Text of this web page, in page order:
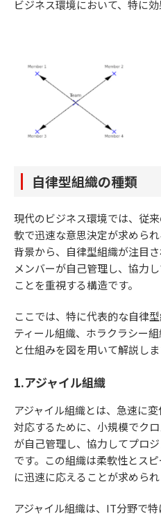
ビジネス環境において、特に効
自律型組織の種類
現代のビジネス環境では、従
軟で迅速な意思決定が求めら
背景から、自律型組織が注目
メンバーが自己管理し、協力
ことを重視する構造です。
ここでは、特に代表的な自律
ティール組織、ホラクラシー
と仕組みを図を用いて解説しま
1.アジャイル組織
アジャイル組織とは、急速に
対応するために、小規模でク
が自己管理し、協力してプロ
です。この組織は柔軟性とス
に迅速に応えることが求められ
アジャイル組織は、IT分野で